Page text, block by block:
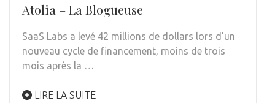
Atolia – La Blogueuse
SaaS Labs a levé 42 millions de dollars lors d’un
nouveau cycle de financement, moins de trois
mois après la …
LIRE LA SUITE